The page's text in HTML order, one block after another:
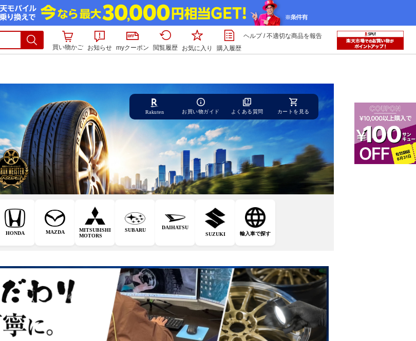
買い物かご
お知らせ myクーポン 閲覧履歴 お気に入り 購入履歴
ヘルプ/不適切な商品を報告
Rakuten お買い物ガイド よくある質問 カートを見る
HONDA MAZDA
MITSUBISHI
MOTORS
SUBARU
DAIHATSU
SUZUKI
輸入車で探す